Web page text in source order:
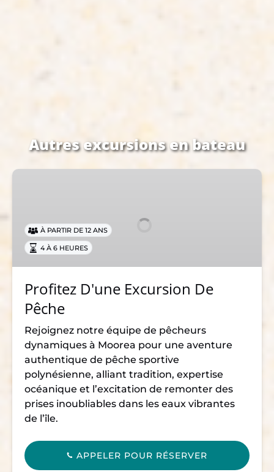
Autres excursions en bateau
Profitez
PêcheÀ PARTIR DE 12 ANS
4 À 6 HEURES
Profitez D'une Excursion De
Pêche
Rejoignez notre équipe de pêcheurs
dynamiques à Moorea pour une aventure
authentique de pêche sportive
polynésienne, alliant tradition, expertise
océanique et l’excitation de remonter des
prises inoubliables dans les eaux vibrantes
de l’île.
APPELER POUR RÉSERVER